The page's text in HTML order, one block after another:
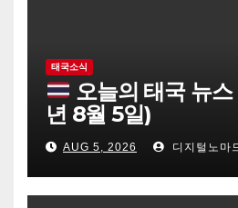
태국소식
오늘의 태국 뉴
년 8월 5일)
AUG 5, 2026 디지털노마